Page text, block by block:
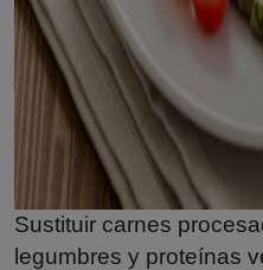
Sustituir carnes
legumbres y proteínas